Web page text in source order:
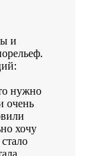
и
нужно
очень
хочу